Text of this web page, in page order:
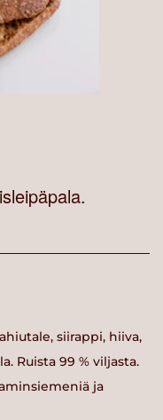
siirappi, hiiva,
Ruista 99 % viljasta.
ja